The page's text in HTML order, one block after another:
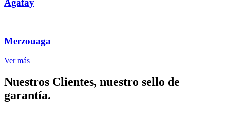
Agafay
Merzouaga
Ver más
Nuestros Clientes, nuestro sello de
garantía.